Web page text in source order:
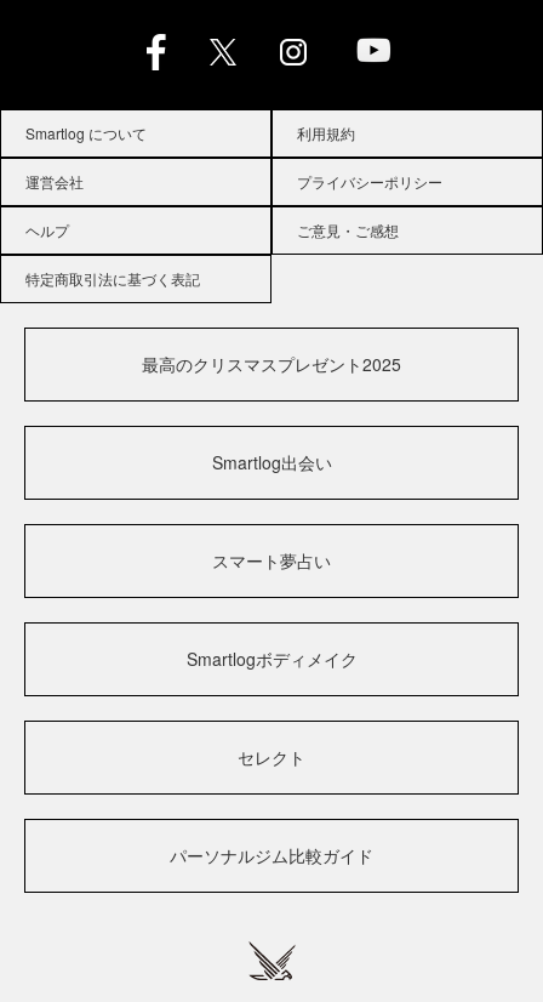
Smartlog について 利用規約
運営会社 プライバシーポリシー
ヘルプ ご意見・ご感想
特定商取引法に基づく表記
最高のクリスマスプレゼント2025
Smartlog出会い
スマート夢占い
Smartlogボディメイク
セレクト
パーソナルジム比較ガイド